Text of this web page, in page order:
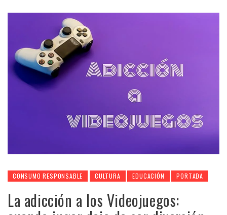
CONSUMO RESPONSABLE CULTURA EDUCACIÓN PORTADA
La adicción a los Videojuegos: